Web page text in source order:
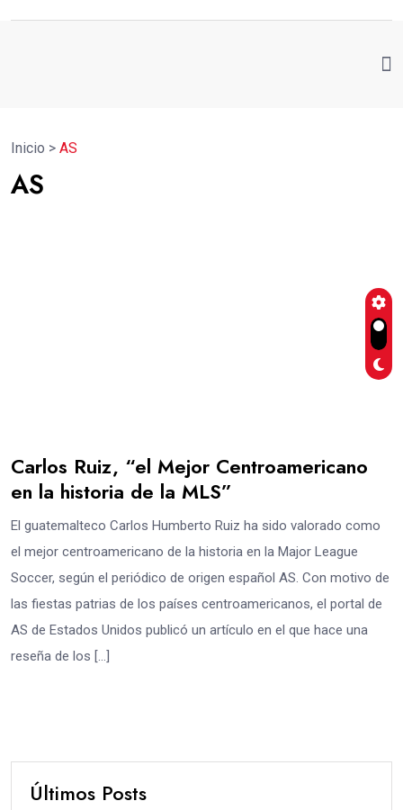
Inicio > AS
AS
Carlos Ruiz, “el Mejor Centroamericano
en la historia de la MLS”
El guatemalteco Carlos Humberto Ruiz ha sido valorado como
el mejor centroamericano de la historia en la Major League
Soccer, según el periódico de origen español AS. Con motivo de
las fiestas patrias de los países centroamericanos, el portal de
AS de Estados Unidos publicó un artículo en el que hace una
reseña de los […]
Últimos Posts